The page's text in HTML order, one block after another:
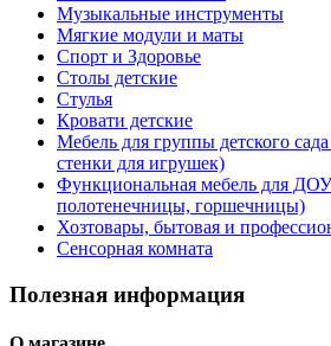
Музыкальные инструменты
Мягкие модули и маты
Спорт и Здоровье
Столы детские
Стулья
Кровати детские
Мебель для группы детского
стенки для игрушек)
Функциональная мебель для
полотенечницы, горшечницы)
Хозтовары, бытовая и
Сенсорная комната
Полезная информация